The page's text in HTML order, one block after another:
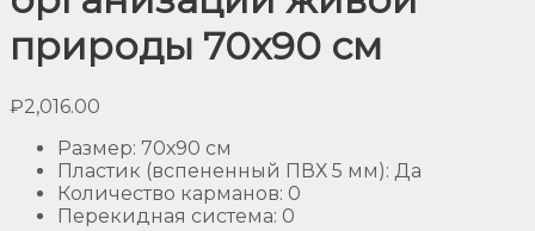
природы 70х90 см
₽2,016.00
Размер: 70х90 см
Пластик (вспененный ПВХ 5 мм): Да
Количество карманов: 0
Перекидная система: 0